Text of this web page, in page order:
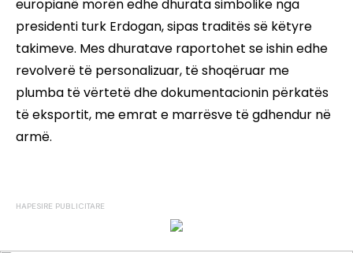
europianë morën edhe dhurata simbolike nga
presidenti turk Erdogan, sipas traditës së këtyre
takimeve. Mes dhuratave raportohet se ishin edhe
revolverë të personalizuar, të shoqëruar me
plumba të vërtetë dhe dokumentacionin përkatës
të eksportit, me emrat e marrësve të gdhendur në
armë.